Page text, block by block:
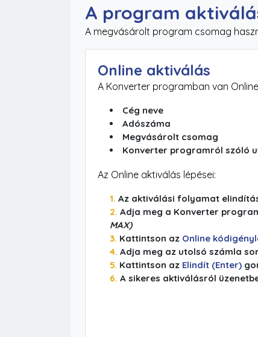
A program
A megvásárolt program csomag
Online aktiválás
A Konverter programban van
Cég neve
Adószáma
Megvásárolt csomag
Konverter programról szóló
Az Online aktiválás lépései:
Az aktiválási folyamat
Adja meg a Konverter
MAX)
Kattintson az Online
Adja meg az utolsó számla
Kattintson az Elindít (Enter)
A sikeres aktiválásról